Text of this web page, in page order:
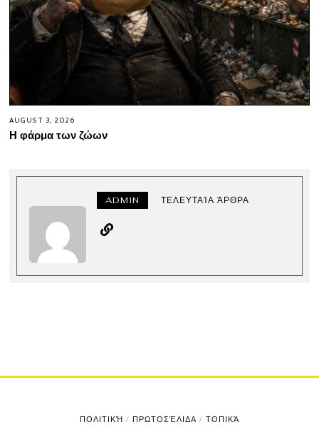
AUGUST 3, 2026
Η φάρμα των ζώων
ADMIN ΤΕΛΕΥΤΑΊΑ ΆΡΘΡΑ
ΠΟΛΙΤΙΚΉ / ΠΡΩΤΟΣΈΛΙΔΑ / ΤΟΠΙΚΆ